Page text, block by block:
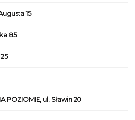
15
85
POZIOMIE, ul. Sławin 20